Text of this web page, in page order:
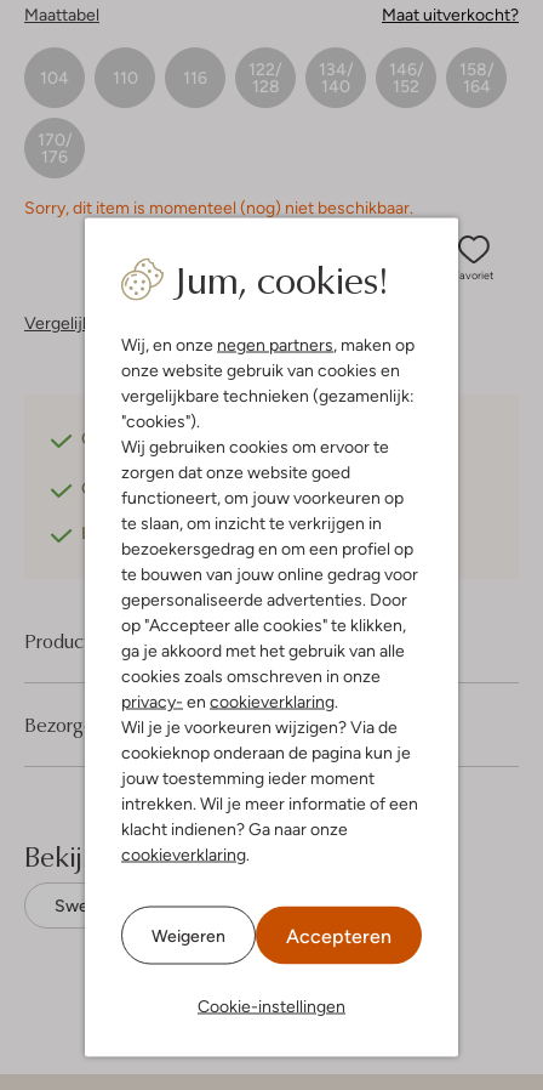
Jum, cookies!
Wij, en onze negen partners, maken op
onze website gebruik van cookies en
vergelijkbare technieken (gezamenlijk:
"cookies").
Wij gebruiken cookies om ervoor te
zorgen dat onze website goed
functioneert, om jouw voorkeuren op
te slaan, om inzicht te verkrijgen in
bezoekersgedrag en om een profiel op
te bouwen van jouw online gedrag voor
gepersonaliseerde advertenties. Door
op "Accepteer alle cookies" te klikken,
ga je akkoord met het gebruik van alle
cookies zoals omschreven in onze
privacy- en cookieverklaring.
Wil je je voorkeuren wijzigen? Via de
cookieknop onderaan de pagina kun je
jouw toestemming ieder moment
intrekken. Wil je meer informatie of een
klacht indienen? Ga naar onze
cookieverklaring.
Weigeren Accepteren
Cookie-instellingen
Maattabel Maat uitverkocht?
104 110 116
122/
128
134/
140
146/
152
158/
164
170/
176
Sorry, dit item is momenteel (nog) niet beschikbaar.
Favoriet
Vergelijkbare items
Gratis verzending vanaf €75,-
Gratis retourneren binnen 30 dagen*
Betaal achterafmet Klarna
Product informatie
Bezorgen & retourneren
Bekijk meer
Sweaters Retour